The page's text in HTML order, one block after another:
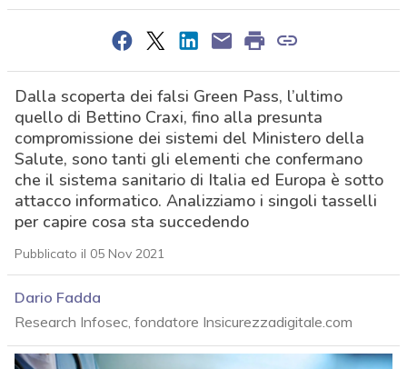
Dalla scoperta dei falsi Green Pass, l’ultimo
quello di Bettino Craxi, fino alla presunta
compromissione dei sistemi del Ministero della
Salute, sono tanti gli elementi che confermano
che il sistema sanitario di Italia ed Europa è sotto
attacco informatico. Analizziamo i singoli tasselli
per capire cosa sta succedendo
Pubblicato il 05 Nov 2021
Dario Fadda
Research Infosec, fondatore Insicurezzadigitale.com